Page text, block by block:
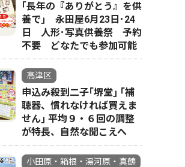
｢長年の『ありがとう』を供
養で｣ 永田屋6月23日･24
日 人形･写真供養祭 予約
不要 どなたでも参加可能
高津区
申込み殺到二子｢堺堂｣ ｢補
聴器、慣れなければ買えま
せん｣ 平均９・６回の調整
が特長、自然な聞こえへ
小田原・箱根・湯河原・真鶴